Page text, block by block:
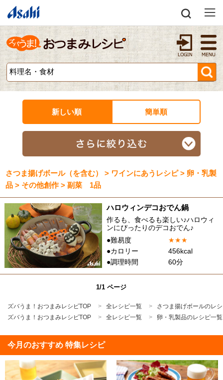
新しい順 簡単順
さつま揚げボール（を含む） > ワインにあうレシピ > 卵・乳製
品 > その他創作 > 副菜 1品
ハロウィンデコおでん鍋
作るも、食べるも楽しい♪ハロウィ
ンにぴったりのデコおでん♪
●難易度
★★★
●カロリー
456kcal
●調理時間
60分
1/1 ページ
ズバうま！おつまみレシピTOP 全レシピ一覧
さつま揚げボールのレ
ズバうま！おつまみレシピTOP
全レシピ一覧 卵・乳製品のレシピ一覧
今月のおすすめ 特集レシピ